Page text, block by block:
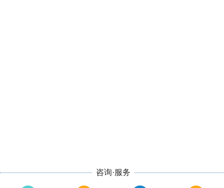
咨询·服务